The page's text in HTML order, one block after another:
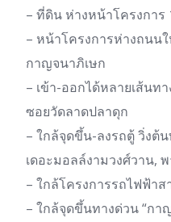
– ที่ดิน ห่างหน้าโครงการ
– หน้าโครงการห่างถนน
กาญจนาภิเษก
– เข้า-ออกได้หลายเส้นท
ซอยวัดลาดปลาดุก
– ใกล้จุดขึ้น-ลงรถตู้ วิ่งต้
เดอะมอลล์งามวงศ์วาน,
– ใกล้โครงการรถไฟฟ้าส
– ใกล้จุดขึ้นทางด่วน “กา